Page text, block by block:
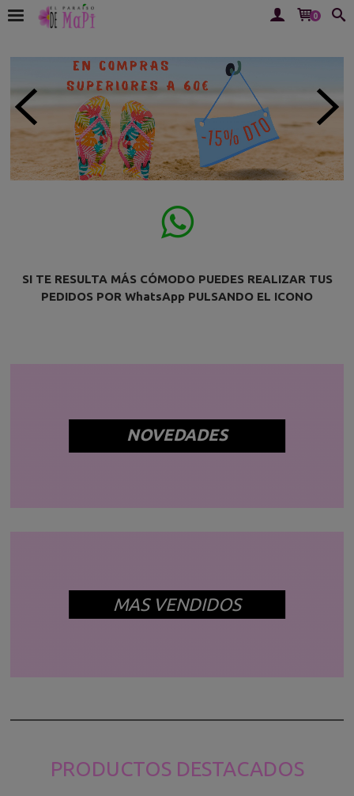
0

SI TE RESULTA MÁS CÓMODO PUEDES REALIZAR TUS
PEDIDOS POR WhatsApp PULSANDO EL ICONO
NOVEDADES
MAS VENDIDOS
PRODUCTOS DESTACADOS